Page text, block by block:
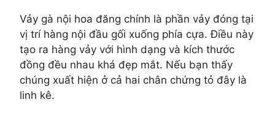
Vảy gà nội hoa đăng chính là phần vảy đóng tại
vị trí hàng nội đầu gối xuống phía cựa. Điều này
tạo ra hàng vảy với hình dạng và kích thước
đồng đều nhau khá đẹp mắt. Nếu bạn thấy
chúng xuất hiện ở cả hai chân chứng tỏ đây là
linh kê.